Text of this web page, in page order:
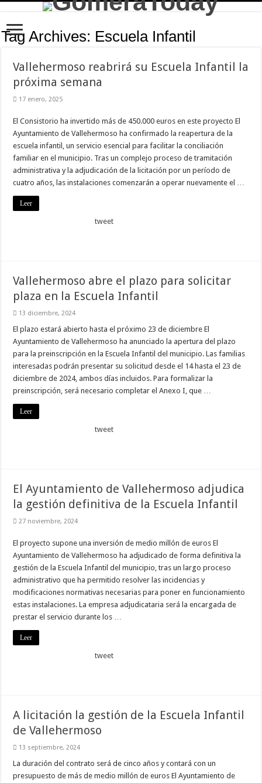
Tag Archives: Escuela Infantil
Vallehermoso reabrirá su Escuela Infantil la
próxima semana
17 enero, 2025
El Consistorio ha invertido más de 450.000 euros en este proyecto El
Ayuntamiento de Vallehermoso ha confirmado la reapertura de la
escuela infantil, un servicio esencial para facilitar la conciliación
familiar en el municipio. Tras un complejo proceso de tramitación
administrativa y la adjudicación de la licitación por un período de
cuatro años, las instalaciones comenzarán a operar nuevamente el …
Leer
tweet
Vallehermoso abre el plazo para solicitar
plaza en la Escuela Infantil
13 diciembre, 2024
El plazo estará abierto hasta el próximo 23 de diciembre El
Ayuntamiento de Vallehermoso ha anunciado la apertura del plazo
para la preinscripción en la Escuela Infantil del municipio. Las familias
interesadas podrán presentar su solicitud desde el 14 hasta el 23 de
diciembre de 2024, ambos días incluidos. Para formalizar la
preinscripción, será necesario completar el Anexo I, que …
Leer
tweet
El Ayuntamiento de Vallehermoso adjudica
la gestión definitiva de la Escuela Infantil
27 noviembre, 2024
El proyecto supone una inversión de medio millón de euros El
Ayuntamiento de Vallehermoso ha adjudicado de forma definitiva la
gestión de la Escuela Infantil del municipio, tras un largo proceso
administrativo que ha permitido resolver las incidencias y
modificaciones normativas necesarias para poner en funcionamiento
estas instalaciones. La empresa adjudicataria será la encargada de
prestar el servicio durante los …
Leer
tweet
A licitación la gestión de la Escuela Infantil
de Vallehermoso
13 septiembre, 2024
La duración del contrato será de cinco años y contará con un
presupuesto de más de medio millón de euros El Ayuntamiento de
Necesarias
cookies no
opcionales.
Son
necesarias
para que
funcione la
Estadísticas
Para que
podamos
Experiencia
Para que
funcione lo
mejor posible
durante tu
visita. Si
rechaza estas
cookies,
algunas
funcionalidades
de la web.
aumentas la
posibilidad de
ver contenido y
ofertas
personalizados.